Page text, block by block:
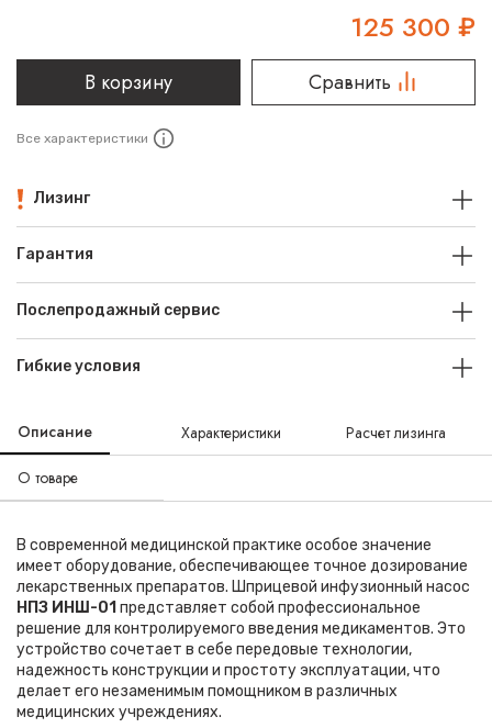
125 300 ₽
В корзину Сравнить
Все характеристики
Лизинг
Гарантия
Послепродажный сервис
Гибкие условия
Описание Характеристики Расчет лизинга
О товаре
В современной медицинской практике особое значение
имеет оборудование, обеспечивающее точное дозирование
лекарственных препаратов. Шприцевой инфузионный насос
НПЗ ИНШ-01 представляет собой профессиональное
решение для контролируемого введения медикаментов. Это
устройство сочетает в себе передовые технологии,
надежность конструкции и простоту эксплуатации, что
делает его незаменимым помощником в различных
медицинских учреждениях.